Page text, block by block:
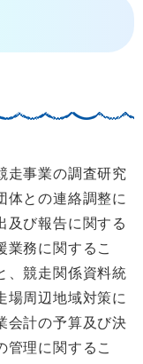
走事業の調査研究
体との連絡調整に
及び報告に関する
業務に関するこ
、競走関係資料統
場周辺地域対策に
会計の予算及び決
管理に関するこ